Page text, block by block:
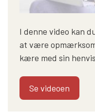
I denne video kan
at være
kære med sin
Se videoen